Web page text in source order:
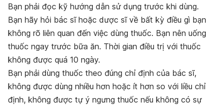
Bạn phải đọc kỹ hướng dẫn sử dụng trước khi dùng.
Bạn hãy hỏi bác sĩ hoặc dược sĩ về bất kỳ điều gì bạn
không rõ liên quan đến việc dùng thuốc. Bạn nên uống
thuốc ngay trước bữa ăn. Thời gian điều trị với thuốc
không được quá 10 ngày.
Bạn phải dùng thuốc theo đúng chỉ định của bác sĩ,
không được dùng nhiều hơn hoặc ít hơn so với liều chỉ
định, không được tự ý ngưng thuốc nếu không có sự